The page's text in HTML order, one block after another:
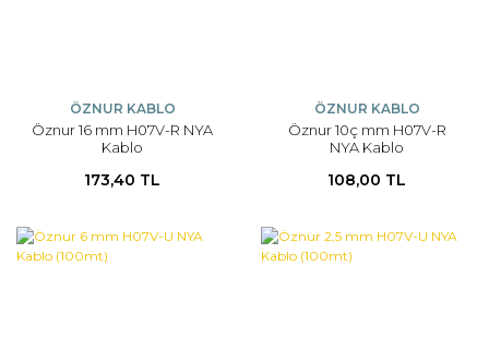
ÖZNUR KABLO
Öznur 16 mm H07V-R NYA
Kablo
173,40 TL
ÖZNUR KABLO
Öznur 10ç mm H07V-R
NYA Kablo
108,00 TL